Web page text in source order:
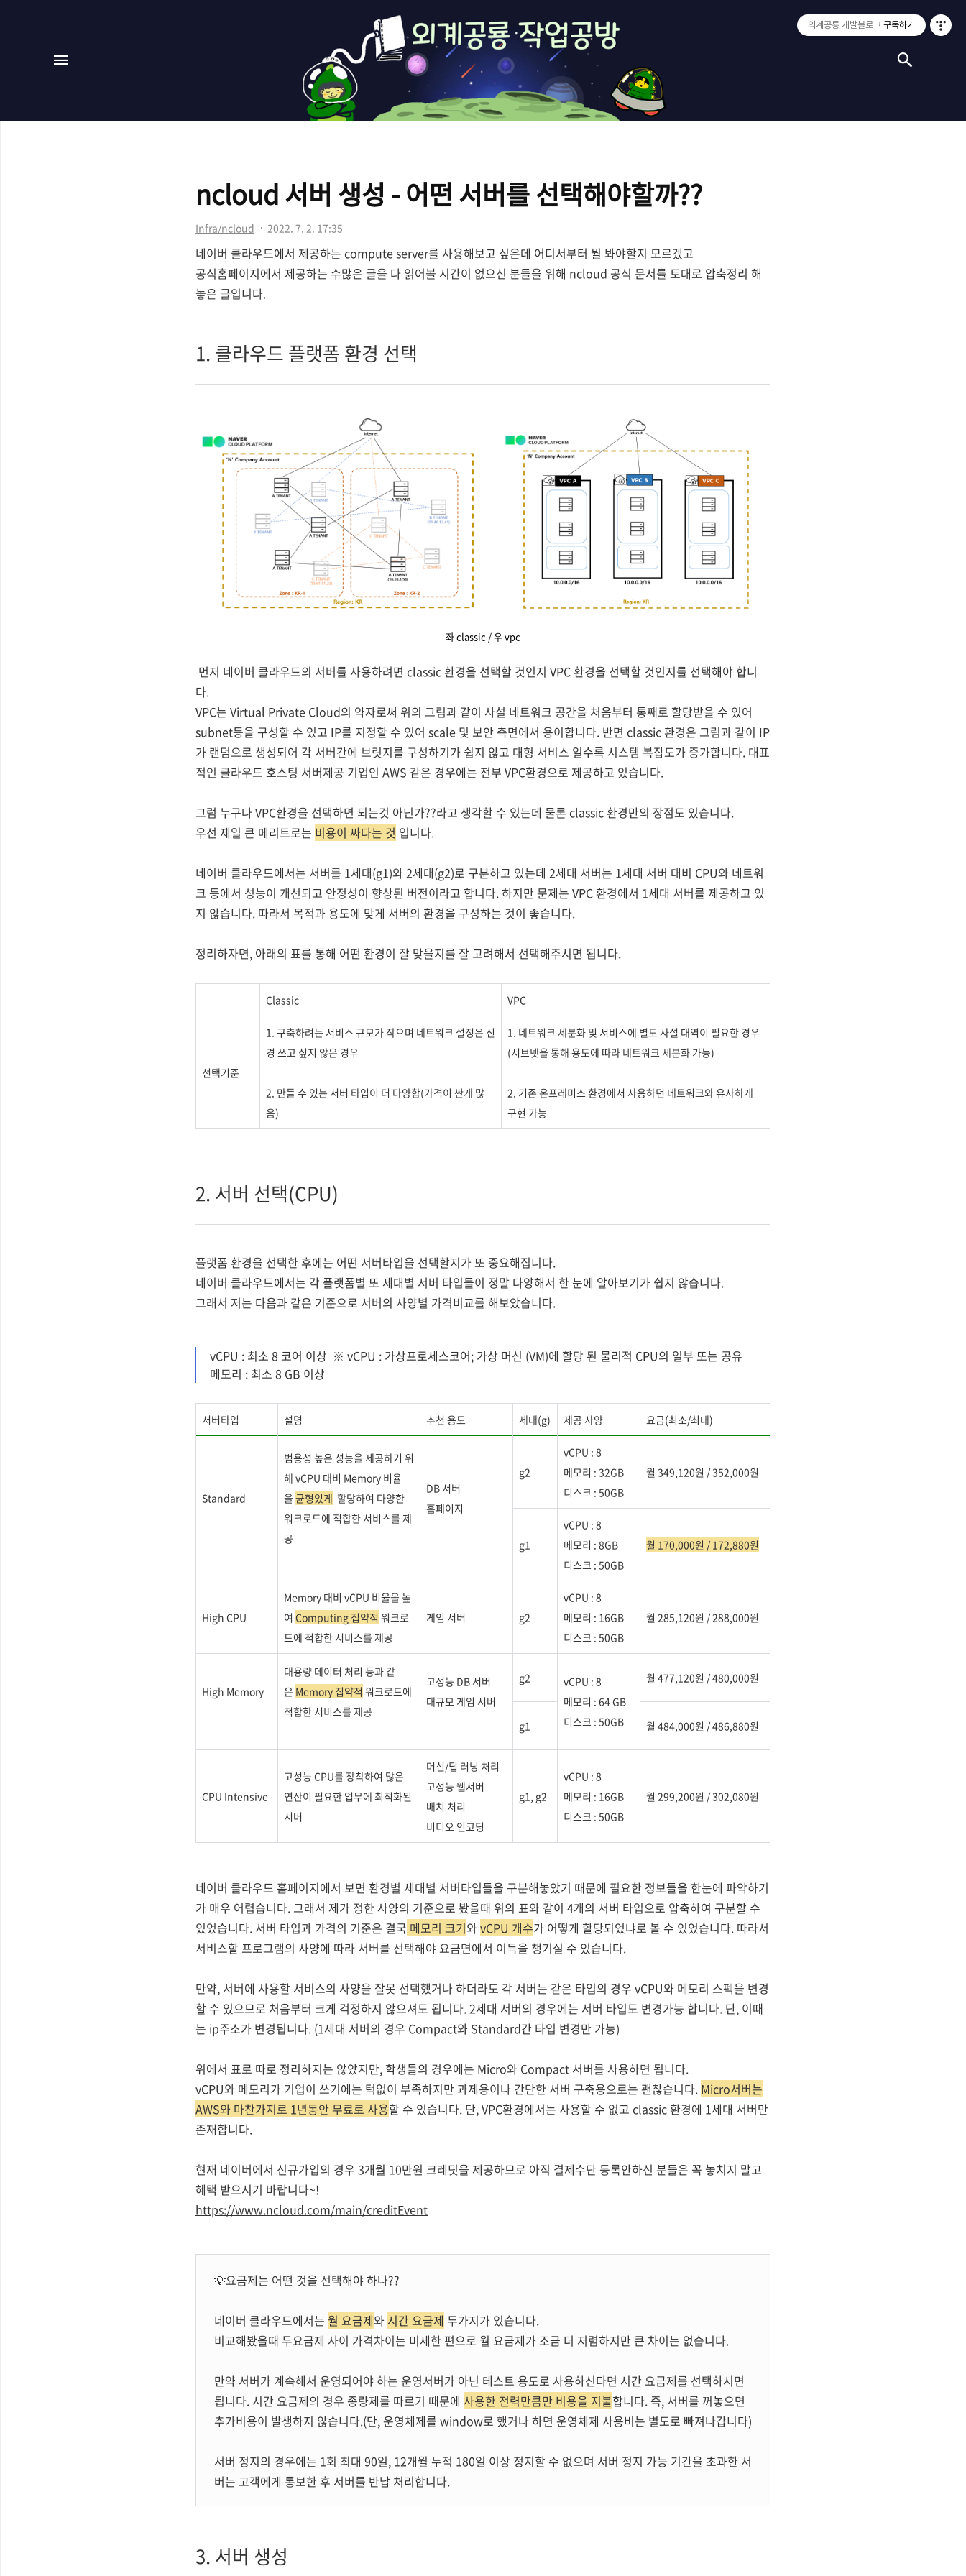
외
계
공
발
로
그
ncloud 서버 생성 - 어떤 서버를 선택해야할까??
Infra/ncloud 2022. 7. 2. 17:35
네이버 클라우드에서 제공하는 compute server를 사용해보고 싶은데 어디서부터 뭘 봐야할지 모르겠고
공식홈페이지에서 제공하는 수많은 글을 다 읽어볼 시간이 없으신 분들을 위해 ncloud 공식 문서를 토대로 압축정리 해
놓은 글입니다.
1. 클라우드 플랫폼 환경 선택
좌 classic / 우 vpc
먼저 네이버 클라우드의 서버를 사용하려면 classic 환경을 선택할 것인지 VPC 환경을 선택할 것인지를 선택해야 합니
다.
VPC는 Virtual Private Cloud의 약자로써 위의 그림과 같이 사설 네트워크 공간을 처음부터 통째로 할당받을 수 있어
subnet등을 구성할 수 있고 IP를 지정할 수 있어 scale 및 보안 측면에서 용이합니다. 반면 classic 환경은 그림과 같이 IP
가 랜덤으로 생성되어 각 서버간에 브릿지를 구성하기가 쉽지 않고 대형 서비스 일수록 시스템 복잡도가 증가합니다. 대표
적인 클라우드 호스팅 서버제공 기업인 AWS 같은 경우에는 전부 VPC환경으로 제공하고 있습니다.
그럼 누구나 VPC환경을 선택하면 되는것 아닌가??라고 생각할 수 있는데 물론 classic 환경만의 장점도 있습니다.
우선 제일 큰 메리트로는 비용이 싸다는 것 입니다.
네이버 클라우드에서는 서버를 1세대(g1)와 2세대(g2)로 구분하고 있는데 2세대 서버는 1세대 서버 대비 CPU와 네트워
크 등에서 성능이 개선되고 안정성이 향상된 버전이라고 합니다. 하지만 문제는 VPC 환경에서 1세대 서버를 제공하고 있
지 않습니다. 따라서 목적과 용도에 맞게 서버의 환경을 구성하는 것이 좋습니다.
정리하자면, 아래의 표를 통해 어떤 환경이 잘 맞을지를 잘 고려해서 선택해주시면 됩니다.
Classic VPC
선택기준
1. 구축하려는 서비스 규모가 작으며 네트워크 설정은 신
경 쓰고 싶지 않은 경우
2. 만들 수 있는 서버 타입이 더 다양함(가격이 싼게 많
음)
1. 네트워크 세분화 및 서비스에 별도 사설 대역이 필요한 경우
(서브넷을 통해 용도에 따라 네트워크 세분화 가능)
2. 기존 온프레미스 환경에서 사용하던 네트워크와 유사하게
구현 가능
2. 서버 선택(CPU)
플랫폼 환경을 선택한 후에는 어떤 서버타입을 선택할지가 또 중요해집니다.
네이버 클라우드에서는 각 플랫폼별 또 세대별 서버 타입들이 정말 다양해서 한 눈에 알아보기가 쉽지 않습니다.
그래서 저는 다음과 같은 기준으로 서버의 사양별 가격비교를 해보았습니다.
vCPU : 최소 8 코어 이상 ※ vCPU : 가상프로세스코어; 가상 머신 (VM)에 할당 된 물리적 CPU의 일부 또는 공유
메모리 : 최소 8 GB 이상
서버타입 설명 추천 용도 세대(g) 제공 사양 요금(최소/최대)
Standard
범용성 높은 성능을 제공하기 위
해 vCPU 대비 Memory 비율
을 균형있게 할당하여 다양한
워크로드에 적합한 서비스를 제
공
DB 서버
홈페이지
g2
vCPU : 8
메모리 : 32GB
디스크 : 50GB
월 349,120원 / 352,000원
g1
vCPU : 8
메모리 : 8GB
디스크 : 50GB
월 170,000원 / 172,880원
High CPU
Memory 대비 vCPU 비율을 높
여 Computing 집약적 워크로
드에 적합한 서비스를 제공
게임 서버 g2
vCPU : 8
메모리 : 16GB
디스크 : 50GB
월 285,120원 / 288,000원
High Memory
대용량 데이터 처리 등과 같
은 Memory 집약적 워크로드에
적합한 서비스를 제공
고성능 DB 서버
대규모 게임 서버
g2
vCPU : 8
메모리 : 64 GB
디스크 : 50GB
월 477,120원 / 480,000원
g1 월 484,000원 / 486,880원
CPU Intensive
고성능 CPU를 장착하여 많은
연산이 필요한 업무에 최적화된
서버
머신/딥 러닝 처리
고성능 웹서버
배치 처리
비디오 인코딩
g1, g2
vCPU : 8
메모리 : 16GB
디스크 : 50GB
월 299,200원 / 302,080원
네이버 클라우드 홈페이지에서 보면 환경별 세대별 서버타입들을 구분해놓았기 때문에 필요한 정보들을 한눈에 파악하기
가 매우 어렵습니다. 그래서 제가 정한 사양의 기준으로 봤을때 위의 표와 같이 4개의 서버 타입으로 압축하여 구분할 수
있었습니다. 서버 타입과 가격의 기준은 결국 메모리 크기와vCPU 개수가 어떻게 할당되었냐로 볼 수 있었습니다. 따라서
서비스할 프로그램의 사양에 따라 서버를 선택해야 요금면에서 이득을 챙기실 수 있습니다.
만약, 서버에 사용할 서비스의 사양을 잘못 선택했거나 하더라도 각 서버는 같은 타입의 경우 vCPU와 메모리 스펙을 변경
할 수 있으므로 처음부터 크게 걱정하지 않으셔도 됩니다. 2세대 서버의 경우에는 서버 타입도 변경가능 합니다. 단, 이때
는 ip주소가 변경됩니다. (1세대 서버의 경우 Compact와 Standard간 타입 변경만 가능)
위에서 표로 따로 정리하지는 않았지만, 학생들의 경우에는 Micro와 Compact 서버를 사용하면 됩니다.
vCPU와 메모리가 기업이 쓰기에는 턱없이 부족하지만 과제용이나 간단한 서버 구축용으로는 괜찮습니다. Micro서버는
AWS와 마찬가지로 1년동안 무료로 사용할 수 있습니다. 단, VPC환경에서는 사용할 수 없고 classic 환경에 1세대 서버만
존재합니다.
현재 네이버에서 신규가입의 경우 3개월 10만원 크레딧을 제공하므로 아직 결제수단 등록안하신 분들은 꼭 놓치지 말고
혜택 받으시기 바랍니다~!
https://www.ncloud.com/main/creditEvent
💡요금제는 어떤 것을 선택해야 하나??
네이버 클라우드에서는 월 요금제와 시간 요금제 두가지가 있습니다.
비교해봤을때 두요금제 사이 가격차이는 미세한 편으로 월 요금제가 조금 더 저렴하지만 큰 차이는 없습니다.
만약 서버가 계속해서 운영되어야 하는 운영서버가 아닌 테스트 용도로 사용하신다면 시간 요금제를 선택하시면
됩니다. 시간 요금제의 경우 종량제를 따르기 때문에 사용한 전력만큼만 비용을 지불합니다. 즉, 서버를 꺼놓으면
추가비용이 발생하지 않습니다.(단, 운영체제를 window로 했거나 하면 운영체제 사용비는 별도로 빠져나갑니다)
서버 정지의 경우에는 1회 최대 90일, 12개월 누적 180일 이상 정지할 수 없으며 서버 정지 가능 기간을 초과한 서
버는 고객에게 통보한 후 서버를 반납 처리합니다.
3. 서버 생성
외계공룡 개발블로그 구독하기